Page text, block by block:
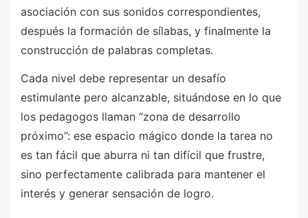
asociación con sus sonidos correspondientes,
después la formación de sílabas, y finalmente la
construcción de palabras completas.
Cada nivel debe representar un desafío
estimulante pero alcanzable, situándose en lo que
los pedagogos llaman “zona de desarrollo
próximo”: ese espacio mágico donde la tarea no
es tan fácil que aburra ni tan difícil que frustre,
sino perfectamente calibrada para mantener el
interés y generar sensación de logro.